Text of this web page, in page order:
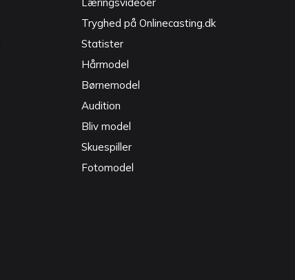
Tryghed på Onlinecasting.dk
Statister
Hårmodel
Børnemodel
Audition
Bliv model
Skuespiller
Fotomodel